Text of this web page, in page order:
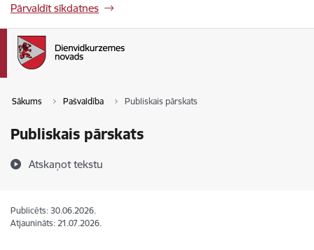
Pārvaldīt sīkdatnes
Sākums Pašvaldība Publiskais pārskats
Publiskais pārskats
Atskaņot tekstu
Publicēts: 30.06.2026.
Atjaunināts: 21.07.2026.